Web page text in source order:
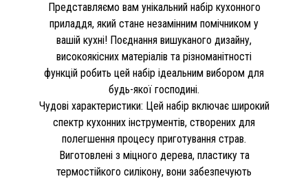
Представляємо вам унікальний набір кухонного
приладдя, який стане незамінним помічником у
вашій кухні! Поєднання вишуканого дизайну,
високоякісних матеріалів та різноманітності
функцій робить цей набір ідеальним вибором для
будь-якої господині.
Чудові характеристики: Цей набір включає широкий
спектр кухонних інструментів, створених для
полегшення процесу приготування страв.
Виготовлені з міцного дерева, пластику та
термостійкого силікону, вони забезпечують